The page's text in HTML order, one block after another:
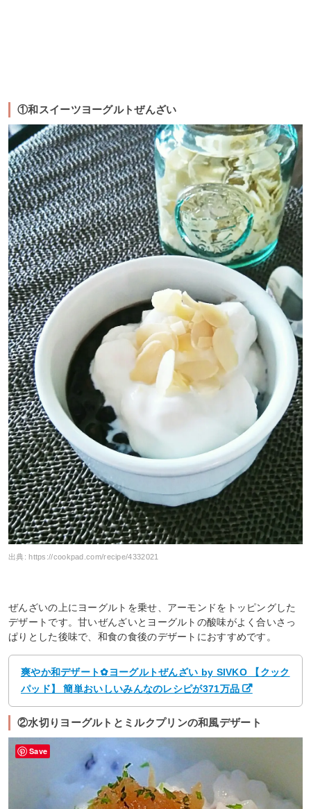
①和スイーツヨーグルトぜんざい
出典:https://cookpad.com/recipe/4332021
ぜんざいの上にヨーグルトを乗せ、アーモンドをトッピングした
デザートです。甘いぜんざいとヨーグルトの酸味がよく合いさっ
ぱりとした後味で、和食の食後のデザートにおすすめです。
爽やか和デザート✿ヨーグルトぜんざい by SIVKO 【クック
パッド】 簡単おいしいみんなのレシピが371万品
②水切りヨーグルトとミルクプリンの和風デザート
Save